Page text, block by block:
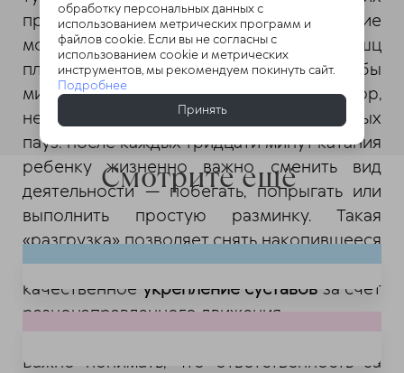
прогулках такое статичное положение
может вызвать перенапряжение мышц
плечевого пояса и шеи. Чтобы
минимизировать этот негативный фактор,
необходимо следовать правилу активных
пауз: после каждых тридцати минут катания
ребенку жизненно важно сменить вид
деятельности — побегать, попрыгать или
выполнить простую разминку. Такая
«разгрузка» позволяет снять накопившееся
напряжение и обеспечить
качественное укрепление суставов за счет
разнонаправленного движения.
Важно понимать, что ответственность за
Смотрите ещё
обработку персональных данных с
использованием метрических программ и
файлов cookie. Если вы не согласны с
использованием cookie и метрических
инструментов, мы рекомендуем покинуть сайт.
Подробнее
Принять